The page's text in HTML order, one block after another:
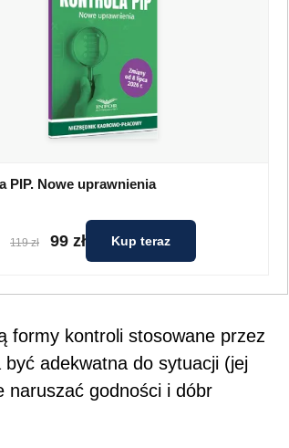
PIP. Nowe uprawnienia
119 zł 99 zł Kup teraz
formy kontroli stosowane przez
być adekwatna do sytuacji (jej
naruszać godności i dóbr